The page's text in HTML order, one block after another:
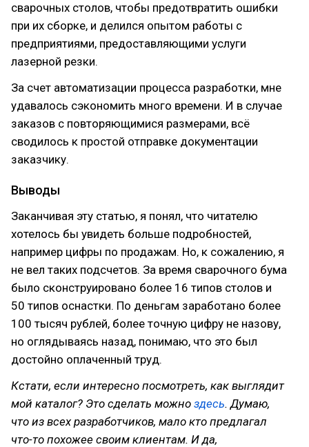
сварочных столов, чтобы предотвратить ошибки
при их сборке, и делился опытом работы с
предприятиями, предоставляющими услуги
лазерной резки.
За счет автоматизации процесса разработки, мне
удавалось сэкономить много времени. И в случае
заказов с повторяющимися размерами, всё
сводилось к простой отправке документации
заказчику.
Выводы
Заканчивая эту статью, я понял, что читателю
хотелось бы увидеть больше подробностей,
например цифры по продажам. Но, к сожалению, я
не вел таких подсчетов. За время сварочного бума
было сконструировано более 16 типов столов и
50 типов оснастки. По деньгам заработано более
100 тысяч рублей, более точную цифру не назову,
но оглядываясь назад, понимаю, что это был
достойно оплаченный труд.
Кстати, если интересно посмотреть, как выглядит
мой каталог? Это сделать можно здесь. Думаю,
что из всех разработчиков, мало кто предлагал
что-то похожее своим клиентам. И да,